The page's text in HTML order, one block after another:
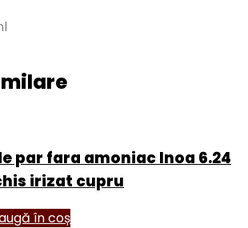
par fara amoniac Inoa 6.24
irizat cupru
în coș